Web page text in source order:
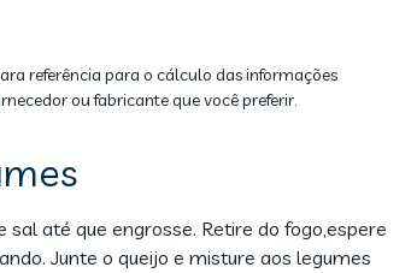
referência para o cálculo das informações
ou fabricante que você preferir.
até que engrosse. Retire do fogo,espere
Junte o queijo e misture aos legumes